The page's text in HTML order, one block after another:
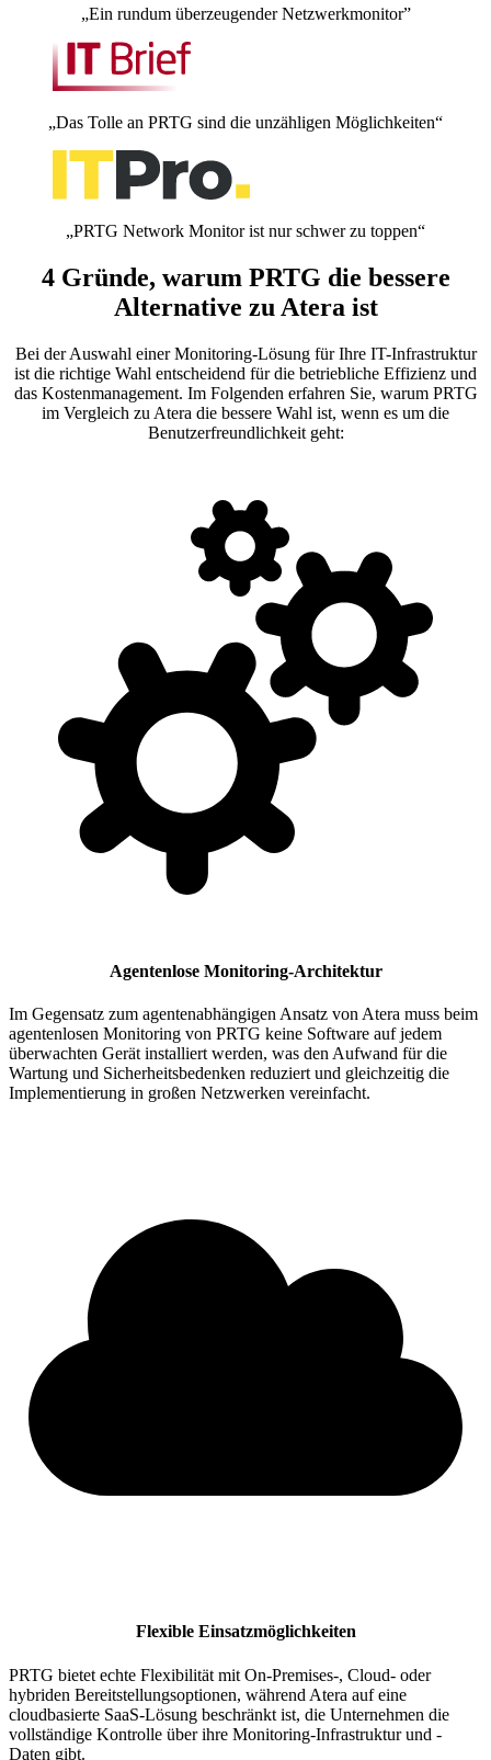
„Ein rundum überzeugender Netzwerkmonitor”
„Das Tolle an PRTG sind die unzähligen Möglichkeiten“
„PRTG Network Monitor ist nur schwer zu toppen“
4 Gründe, warum PRTG die bessere
Alternative zu Atera ist
Bei der Auswahl einer Monitoring-Lösung für Ihre IT-Infrastruktur
ist die richtige Wahl entscheidend für die betriebliche Effizienz und
das Kostenmanagement. Im Folgenden erfahren Sie, warum PRTG
im Vergleich zu Atera die bessere Wahl ist, wenn es um die
Benutzerfreundlichkeit geht:
Agentenlose Monitoring-Architektur
Im Gegensatz zum agentenabhängigen Ansatz von Atera muss beim
agentenlosen Monitoring von PRTG keine Software auf jedem
überwachten Gerät installiert werden, was den Aufwand für die
Wartung und Sicherheitsbedenken reduziert und gleichzeitig die
Implementierung in großen Netzwerken vereinfacht.
Flexible Einsatzmöglichkeiten
PRTG bietet echte Flexibilität mit On-Premises-, Cloud- oder
hybriden Bereitstellungsoptionen, während Atera auf eine
cloudbasierte SaaS-Lösung beschränkt ist, die Unternehmen die
vollständige Kontrolle über ihre Monitoring-Infrastruktur und -
Daten gibt.